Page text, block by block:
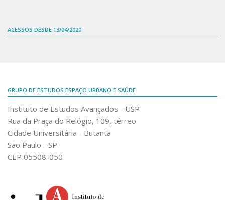
ACESSOS DESDE 13/04/2020
GRUPO DE ESTUDOS ESPAÇO URBANO E SAÚDE
Instituto de Estudos Avançados - USP
Rua da Praça do Relógio, 109, térreo
Cidade Universitária - Butantã
São Paulo - SP
CEP 05508-050